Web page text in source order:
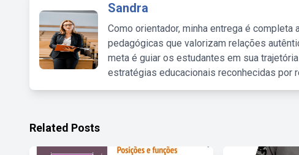
Sandra
Como orientador, minha entrega é
pedagógicas que valorizam relações
meta é guiar os estudantes em sua
estratégias educacionais reconhecidas por
Related Posts